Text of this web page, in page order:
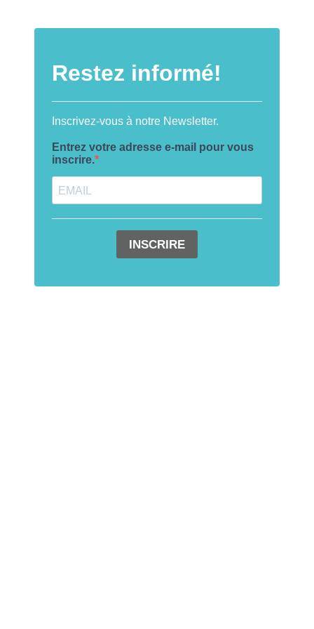
Restez informé!
Inscrivez-vous à notre Newsletter.
Entrez votre adresse e-mail pour vous
inscrire.
INSCRIRE